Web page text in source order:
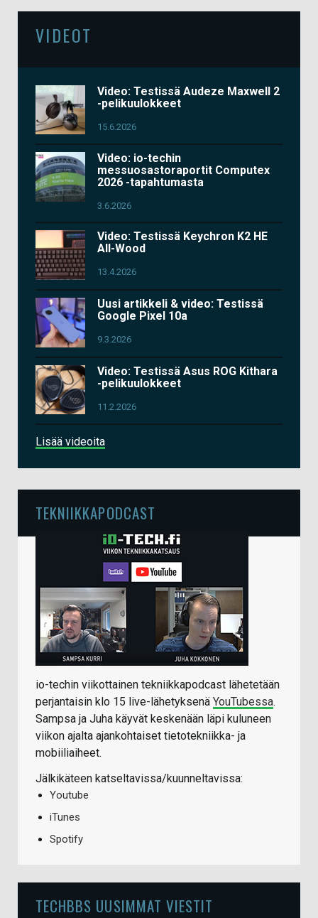
VIDEOT
Video: Testissä Audeze Maxwell 2
-pelikuulokkeet
15.6.2026
Video: io-techin
messuosastoraportit Computex
2026 -tapahtumasta
3.6.2026
Video: Testissä Keychron K2 HE
All-Wood
13.4.2026
Uusi artikkeli & video: Testissä
Google Pixel 10a
9.3.2026
Video: Testissä Asus ROG Kithara
-pelikuulokkeet
11.2.2026
Lisää videoita
TEKNIIKKAPODCAST
io-techin viikottainen tekniikkapodcast lähetetään
perjantaisin klo 15 live-lähetyksenä YouTubessa.
Sampsa ja Juha käyvät keskenään läpi kuluneen
viikon ajalta ajankohtaiset tietotekniikka- ja
mobiiliaiheet.
Jälkikäteen katseltavissa/kuunneltavissa:
Youtube
iTunes
Spotify
TECHBBS UUSIMMAT VIESTIT